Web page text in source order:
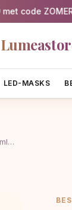
ZOMER
LED-MASKS